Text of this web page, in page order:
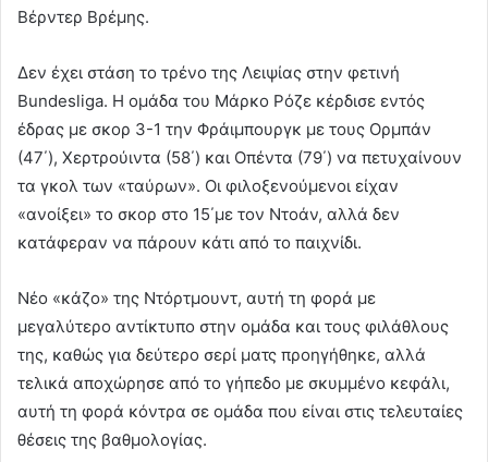
Βέρντερ Βρέμης.
Δεν έχει στάση το τρένο της Λειψίας στην φετινή
Bundesliga. Η ομάδα του Μάρκο Ρόζε κέρδισε εντός
έδρας με σκορ 3-1 την Φράιμπουργκ με τους Ορμπάν
(47΄), Χερτρούιντα (58΄) και Οπέντα (79΄) να πετυχαίνουν
τα γκολ των «ταύρων». Οι φιλοξενούμενοι είχαν
«ανοίξει» το σκορ στο 15΄με τον Ντοάν, αλλά δεν
κατάφεραν να πάρουν κάτι από το παιχνίδι.
Νέο «κάζο» της Ντόρτμουντ, αυτή τη φορά με
μεγαλύτερο αντίκτυπο στην ομάδα και τους φιλάθλους
της, καθώς για δεύτερο σερί ματς προηγήθηκε, αλλά
τελικά αποχώρησε από το γήπεδο με σκυμμένο κεφάλι,
αυτή τη φορά κόντρα σε ομάδα που είναι στις τελευταίες
θέσεις της βαθμολογίας.